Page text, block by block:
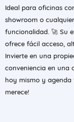
Ideal para oficinas
showroom o
funcionalidad. 🚀 Su
ofrece fácil acceso,
Invierte en una
conveniencia en una
hoy mismo y agenda
merece!